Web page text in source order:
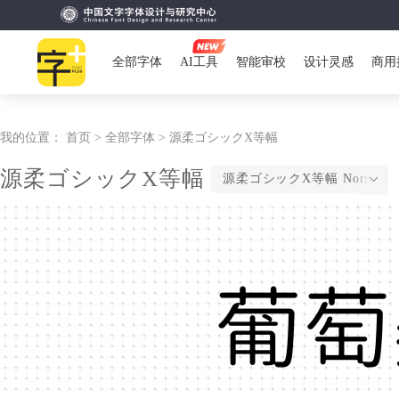
全部字体 AI工具 智能审校 设计灵感 商用
我的位置： 首页 > 全部字体 > 源柔ゴシックX等幅
源柔ゴシックX等幅 源柔ゴシックX等幅 Normal
葡